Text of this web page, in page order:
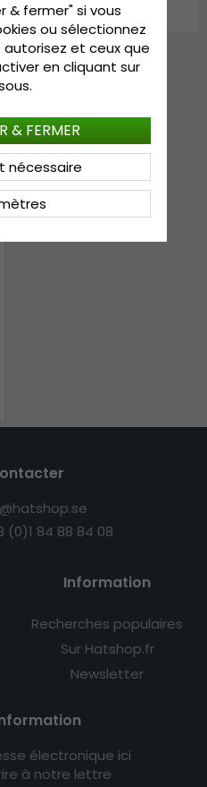
(0)1 84 88 84 08
Information
Recherches populaires
Sur Hatshop.fr
Newsletter
électronique ici
à notre lettre
& fermer" si vous
ou sélectionnez
autorisez et ceux que
en cliquant sur
nécessaire
& FERMER